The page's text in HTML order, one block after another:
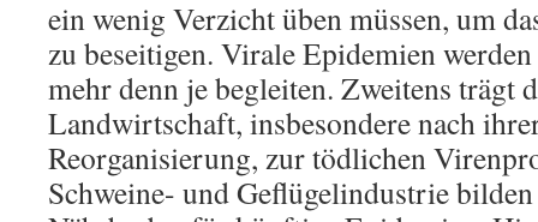
ein wenig Verzicht üben müssen, um
zu beseitigen. Virale Epidemien
mehr denn je begleiten. Zweitens trägt
Landwirtschaft, insbesondere nach
Reorganisierung, zur tödlichen
Schweine- und Geflügelindustrie